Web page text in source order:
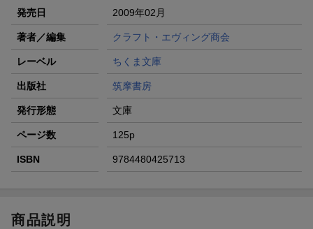
発売日 2009年02月
著者／編集 クラフト・エヴィング商会
レーベル ちくま文庫
出版社 筑摩書房
発行形態 文庫
ページ数 125p
ISBN 9784480425713
商品説明